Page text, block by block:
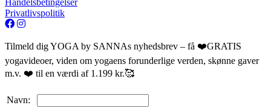
Handelsbetingelser
Privatlivspolitik
Tilmeld dig YOGA by SANNAs nyhedsbrev – få ❤️GRATIS
yogavideoer, viden om yogaens forunderlige verden, skønne gaver
m.v. ❤️ til en værdi af 1.199 kr.🥰
Navn: